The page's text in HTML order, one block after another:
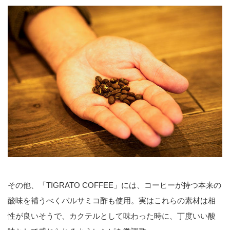
その他、「TIGRATO COFFEE」には、コーヒーが持つ本来の
酸味を補うべくバルサミコ酢も使用。実はこれらの素材は相
性が良いそうで、カクテルとして味わった時に、丁度いい酸